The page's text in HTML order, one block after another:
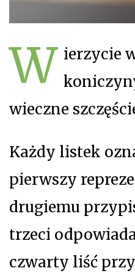
W ierzycie
wieczne
Każdy listek
pierwszy
drugiemu
trzeci
czwarty liść